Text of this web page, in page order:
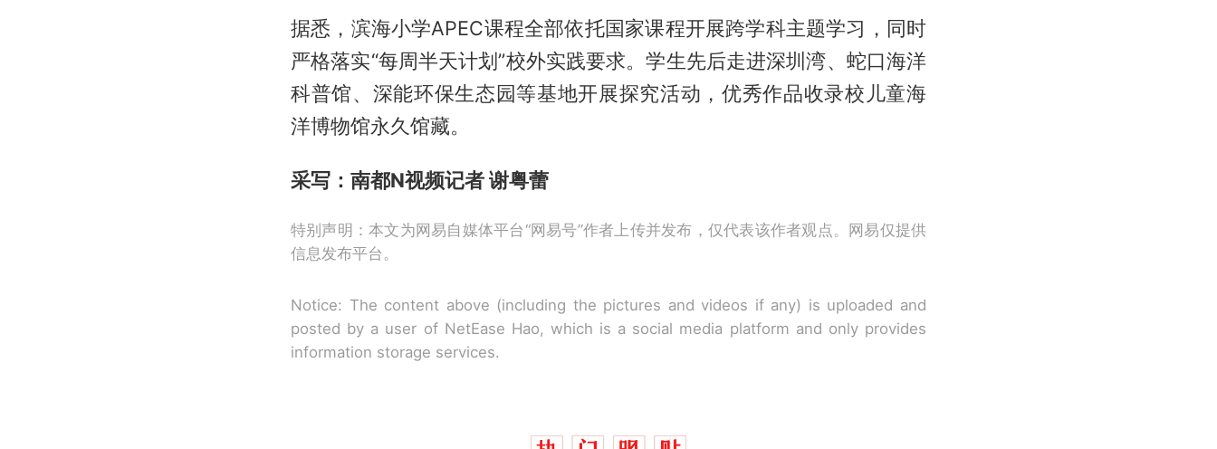
据悉，滨海小学APEC课程全部依托国家课程开展跨学科主题学习，同时
严格落实“每周半天计划”校外实践要求。学生先后走进深圳湾、蛇口海洋
科普馆、深能环保生态园等基地开展探究活动，优秀作品收录校儿童海
洋博物馆永久馆藏。
采写：南都N视频记者 谢粤蕾
特别声明：本文为网易自媒体平台“网易号”作者上传并发布，仅代表该作者观点。网易仅提供
信息发布平台。
Notice: The content above (including the pictures and videos if any) is uploaded and
posted by a user of NetEase Hao, which is a social media platform and only provides
information storage services.